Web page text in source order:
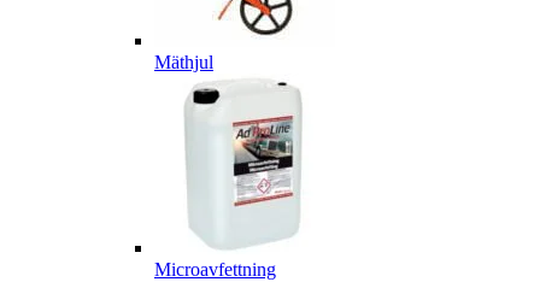
Mäthjul
Microavfettning